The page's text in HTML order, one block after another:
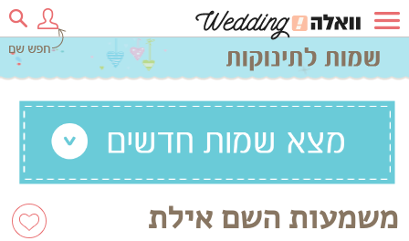
משמעות השם אילת